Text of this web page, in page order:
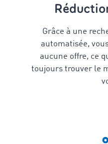
Grâce à une
automatisée,
aucune offre, ce
toujours trouver le